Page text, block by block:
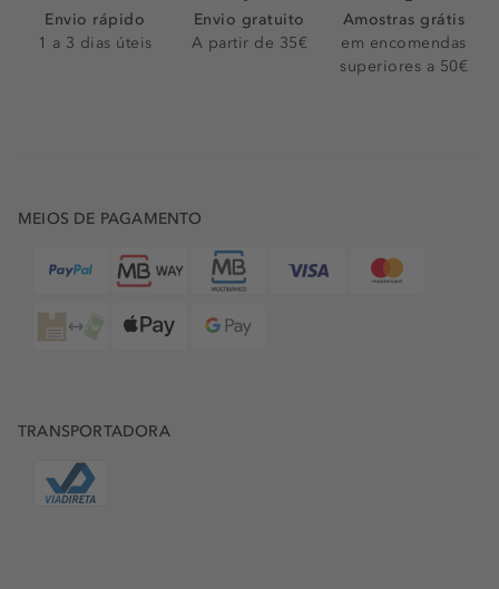
Envio rápido
1 a 3 dias úteis
Envio gratuito
A partir de 35€
Amostras grátis
em encomendas
superiores a 50€
MEIOS DE PAGAMENTO
TRANSPORTADORA